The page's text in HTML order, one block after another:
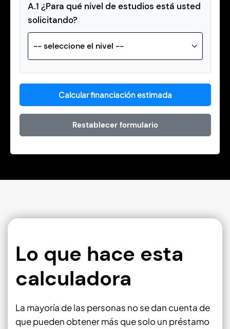
A.1 ¿Para qué nivel de estudios está usted
solicitando?
Calcular financiación estimada
Restablecer formulario
Lo que hace esta
calculadora
La mayoría de las personas no se dan cuenta de
que pueden obtener más que solo un préstamo